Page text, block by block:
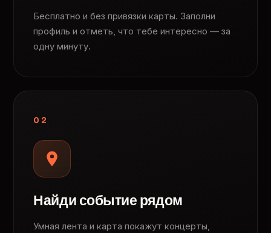
Бесплатно и без привязки карты. Заполни
профиль и отметь, что тебе интересно — за
одну минуту.
02
Найди событие рядом
Умная лента и карта покажут концерты,